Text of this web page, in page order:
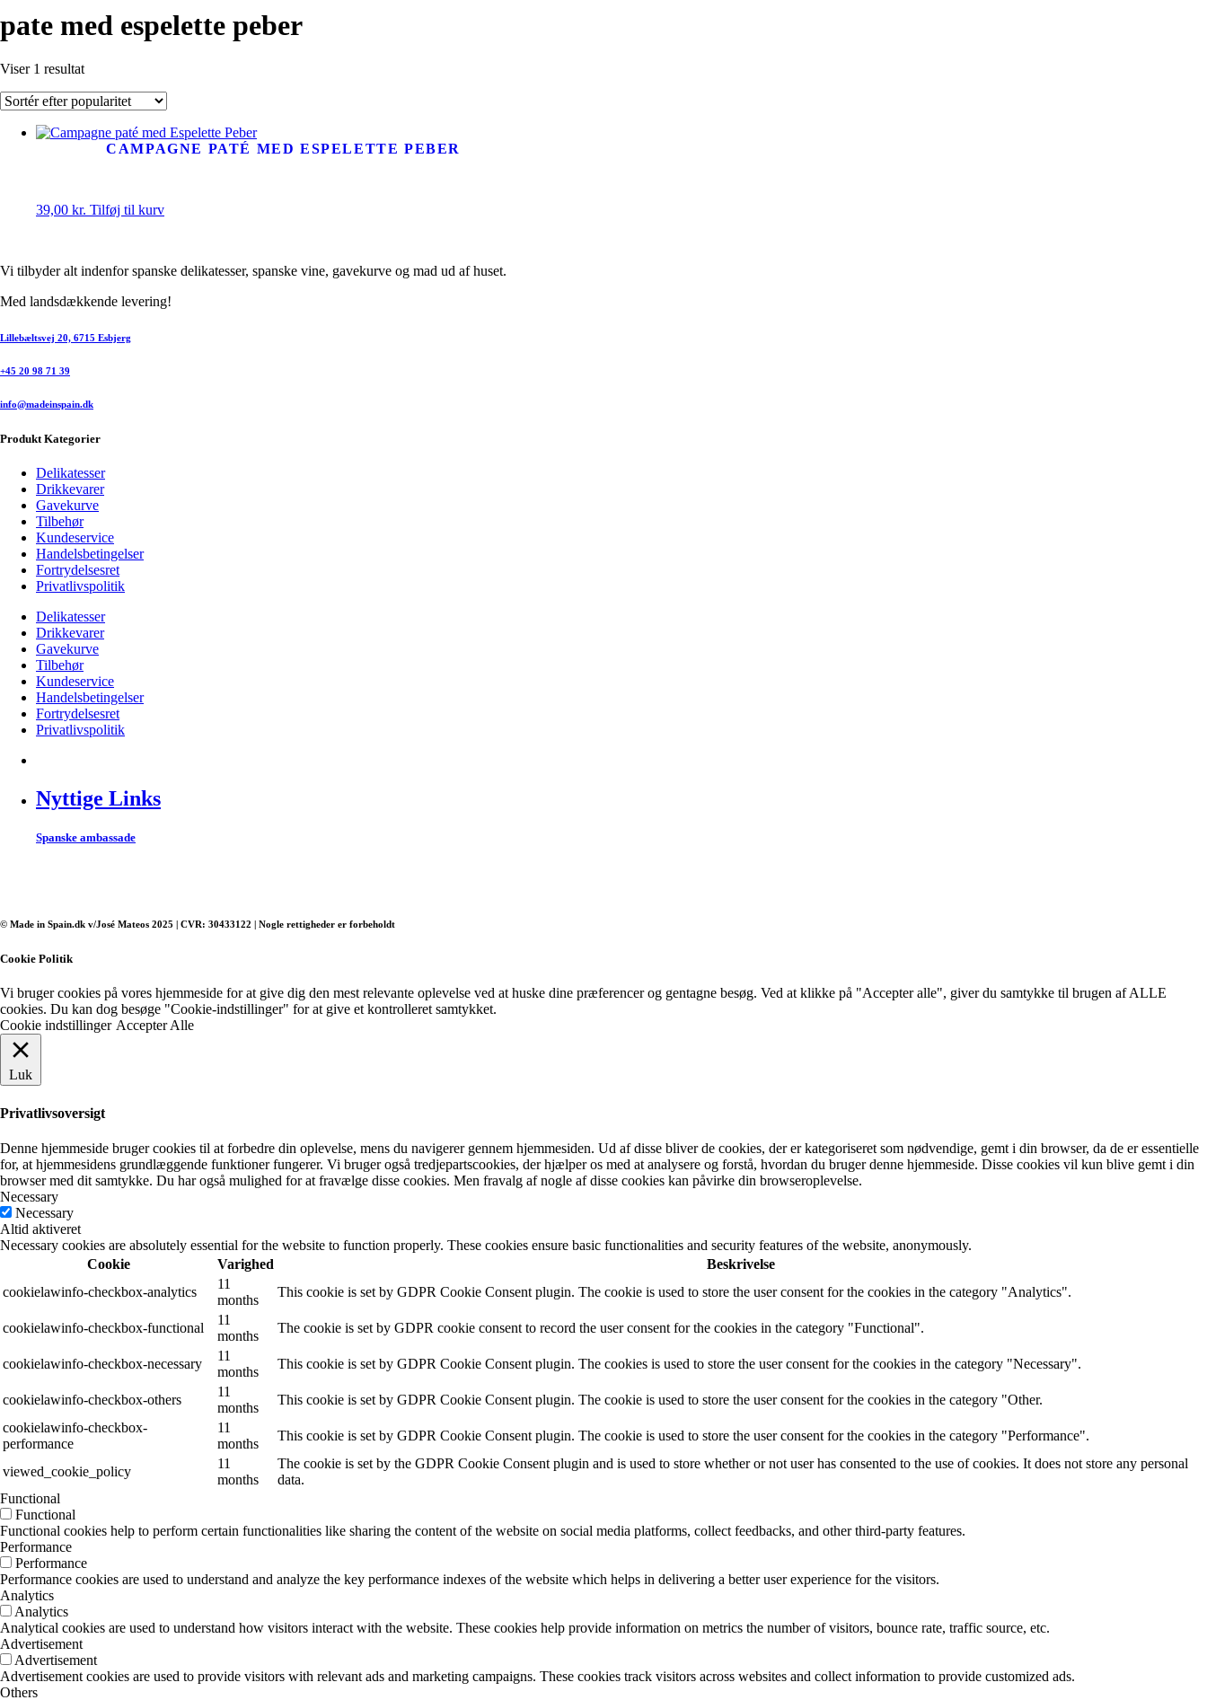
pate med espelette peber
Viser 1 resultat
CAMPAGNE PATÉ MED ESPELETTE PEBER
39,00 kr. Tilføj til kurv
Vi tilbyder alt indenfor spanske delikatesser, spanske vine, gavekurve og mad ud af huset.
Med landsdækkende levering!
Lillebæltsvej 20, 6715 Esbjerg
+45 20 98 71 39
info@madeinspain.dk
Produkt Kategorier
Delikatesser
Drikkevarer
Gavekurve
Tilbehør
Kundeservice
Handelsbetingelser
Fortrydelsesret
Privatlivspolitik
Delikatesser
Drikkevarer
Gavekurve
Tilbehør
Kundeservice
Handelsbetingelser
Fortrydelsesret
Privatlivspolitik
Nyttige Links
Spanske ambassade
© Made in Spain.dk v/José Mateos 2025 | CVR: 30433122 | Nogle rettigheder er forbeholdt
Cookie Politik
Vi bruger cookies på vores hjemmeside for at give dig den mest relevante oplevelse ved at huske dine præferencer og gentagne besøg. Ved at klikke på "Accepter alle", giver du samtykke til brugen af ​​ALLE
cookies. Du kan dog besøge "Cookie-indstillinger" for at give et kontrolleret samtykket.
Cookie indstillinger Accepter Alle
Luk
Privatlivsoversigt
Denne hjemmeside bruger cookies til at forbedre din oplevelse, mens du navigerer gennem hjemmesiden. Ud af disse bliver de cookies, der er kategoriseret som nødvendige, gemt i din browser, da de er essentielle
for, at hjemmesidens grundlæggende funktioner fungerer. Vi bruger også tredjepartscookies, der hjælper os med at analysere og forstå, hvordan du bruger denne hjemmeside. Disse cookies vil kun blive gemt i din
browser med dit samtykke. Du har også mulighed for at fravælge disse cookies. Men fravalg af nogle af disse cookies kan påvirke din browseroplevelse.
Necessary
Necessary
Altid aktiveret
Necessary cookies are absolutely essential for the website to function properly. These cookies ensure basic functionalities and security features of the website, anonymously.
Cookie
Varighed
Beskrivelse
cookielawinfo-checkbox-analytics
11
months
This cookie is set by GDPR Cookie Consent plugin. The cookie is used to store the user consent for the cookies in the category "Analytics".
cookielawinfo-checkbox-functional
11
months
The cookie is set by GDPR cookie consent to record the user consent for the cookies in the category "Functional".
cookielawinfo-checkbox-necessary
11
months
This cookie is set by GDPR Cookie Consent plugin. The cookies is used to store the user consent for the cookies in the category "Necessary".
cookielawinfo-checkbox-others
11
months
This cookie is set by GDPR Cookie Consent plugin. The cookie is used to store the user consent for the cookies in the category "Other.
cookielawinfo-checkbox-
performance
11
months
This cookie is set by GDPR Cookie Consent plugin. The cookie is used to store the user consent for the cookies in the category "Performance".
viewed_cookie_policy
11
months
The cookie is set by the GDPR Cookie Consent plugin and is used to store whether or not user has consented to the use of cookies. It does not store any personal
data.
Functional
Functional
Functional cookies help to perform certain functionalities like sharing the content of the website on social media platforms, collect feedbacks, and other third-party features.
Performance
Performance
Performance cookies are used to understand and analyze the key performance indexes of the website which helps in delivering a better user experience for the visitors.
Analytics
Analytics
Analytical cookies are used to understand how visitors interact with the website. These cookies help provide information on metrics the number of visitors, bounce rate, traffic source, etc.
Advertisement
Advertisement
Advertisement cookies are used to provide visitors with relevant ads and marketing campaigns. These cookies track visitors across websites and collect information to provide customized ads.
Others